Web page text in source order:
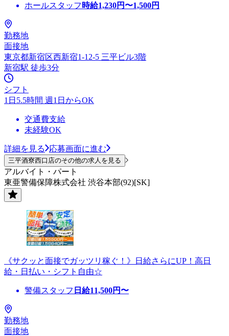
ホールスタッフ 時給1,230円〜1,500円
勤務地
面接地
東京都新宿区西新宿1-12-5 三平ビル3階
新宿駅 徒歩3分
シフト
1日5.5時間 週1日からOK
交通費支給
未経験OK
詳細を見る 応募画面に進む
三平酒寮西口店のその他の求人を見る
アルバイト・パート
東亜警備保障株式会社 渋谷本部(92)[SK]
《サクッと面接でガッツリ稼ぐ！》日給さらにUP！高日
給・日払い・シフト自由☆
警備スタッフ 日給11,500円〜
勤務地
面接地